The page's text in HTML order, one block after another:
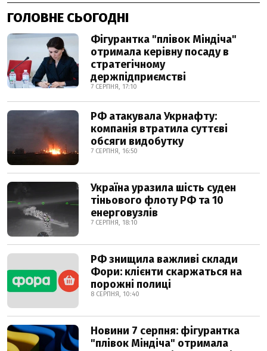
ГОЛОВНЕ СЬОГОДНІ
Фігурантка "плівок Міндіча"
отримала керівну посаду в
стратегічному
держпідприємстві
7 СЕРПНЯ, 17:10
РФ атакувала Укрнафту:
компанія втратила суттєві
обсяги видобутку
7 СЕРПНЯ, 16:50
Україна уразила шість суден
тіньового флоту РФ та 10
енерговузлів
7 СЕРПНЯ, 18:10
РФ знищила важливі склади
Фори: клієнти скаржаться на
порожні полиці
8 СЕРПНЯ, 10:40
Новини 7 серпня: фігурантка
"плівок Міндіча" отримала